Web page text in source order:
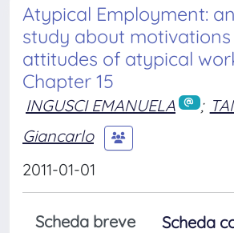
Atypical Employment:
study about
attitudes of atypical
Chapter 15
INGUSCI EMANUELA ;
Giancarlo
2011-01-01
Scheda breve
Scheda